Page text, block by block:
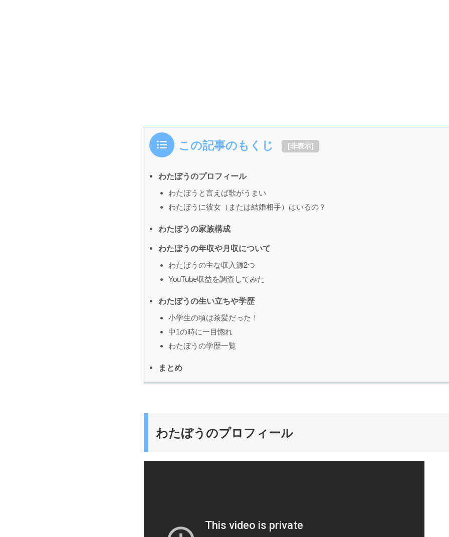
この記事のもくじ [非表示]
わたぼうのプロフィール
わたぼうと言えば歌がうまい
わたぼうに彼女（または結婚相手）はいるの？
わたぼうの家族構成
わたぼうの年収や月収について
わたぼうの主な収入源2つ
YouTube収益を調査してみた
わたぼうの生い立ちや学歴
小学生の頃は茶髪だった！
中1の時に一目惚れ
わたぼうの学歴一覧
まとめ
わたぼうのプロフィール